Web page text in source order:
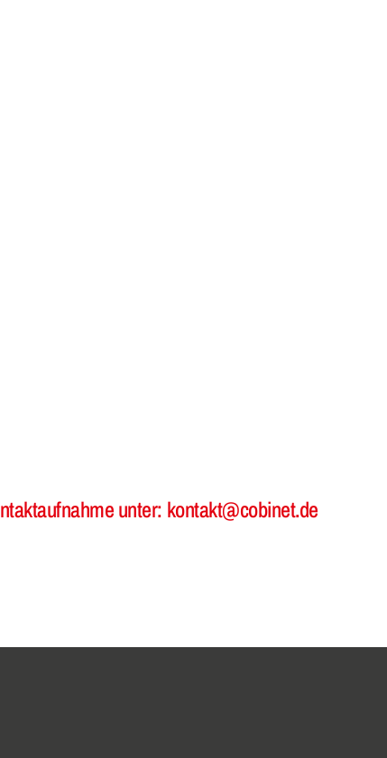
unter: kontakt@cobinet.de